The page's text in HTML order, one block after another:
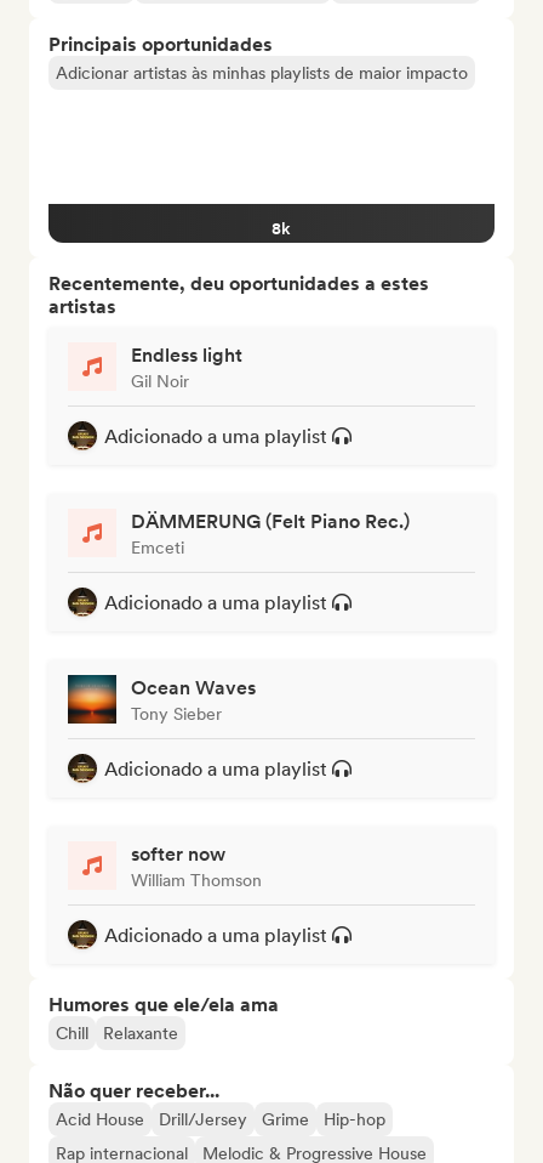
Principais oportunidades
Adicionar artistas às minhas playlists de maior impacto
8k
Recentemente, deu oportunidades a estes
artistas
Endless light
Gil Noir
Adicionado a uma playlist
DÄMMERUNG (Felt Piano Rec.)
Emceti
Adicionado a uma playlist
Ocean Waves
Tony Sieber
Adicionado a uma playlist
softer now
William Thomson
Adicionado a uma playlist
Humores que ele/ela ama
Chill Relaxante
Não quer receber...
Acid House Drill/Jersey Grime
Hip-hop
Rap internacional
Melodic & Progressive House